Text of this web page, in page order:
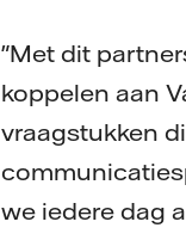
"Met dit
koppelen aan
vraagstukken
we iedere dag